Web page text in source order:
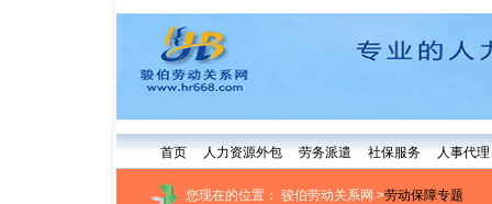
首页 人力资源外包 劳务派遣 社保服务 人事代理
您现在的位置： 骏伯劳动关系网 >劳动保障专题